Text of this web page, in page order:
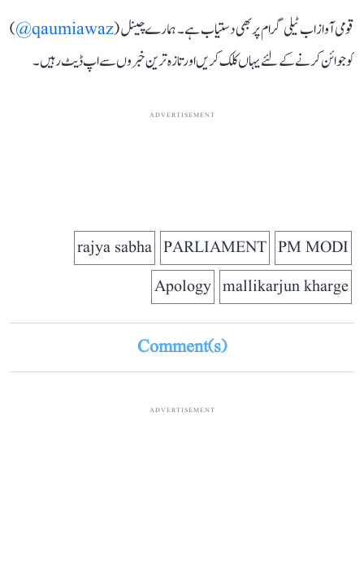
قومی آواز اب ٹیلی گرام پر بھی دستیاب ہے۔ ہمارے چینل (qaumiawaz@
)
کو جوائن کرنے کے لئے یہاں کلک کریں اور تازہ ترین خبروں سے اپ ڈیٹ رہیں۔
ADVERTISEMENT
PM MODI
PARLIAMENT
rajya sabha
mallikarjun kharge
Apology
Comment(s)
ADVERTISEMENT